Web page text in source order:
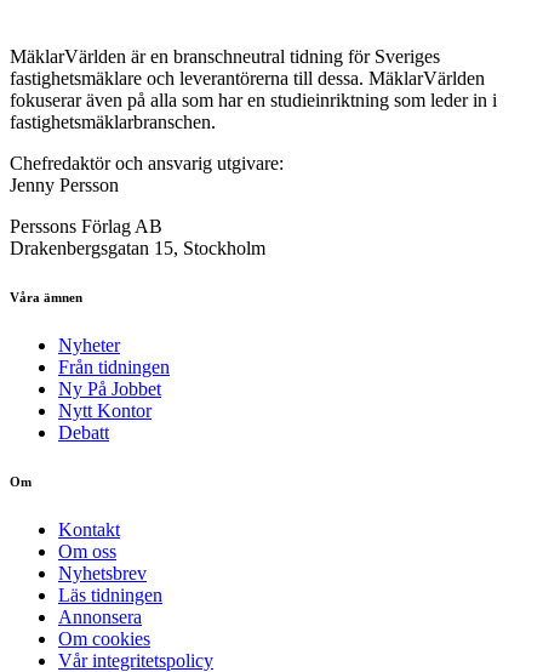
MäklarVärlden är en branschneutral tidning för Sveriges
fastighetsmäklare och leverantörerna till dessa. MäklarVärlden
fokuserar även på alla som har en studieinriktning som leder in i
fastighetsmäklarbranschen.
Chefredaktör och ansvarig utgivare:
Jenny Persson
Perssons Förlag AB
Drakenbergsgatan 15, Stockholm
Våra ämnen
Nyheter
Från tidningen
Ny På Jobbet
Nytt Kontor
Debatt
Om
Kontakt
Om oss
Nyhetsbrev
Läs tidningen
Annonsera
Om cookies
Vår integritetspolicy